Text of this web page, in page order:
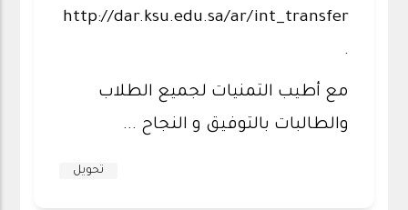
http://dar.ksu.edu.sa/ar/int_transfer
.
مع أطيب التمنيات لجميع الطلاب
والطالبات بالتوفيق و النجاح ...
تحويل